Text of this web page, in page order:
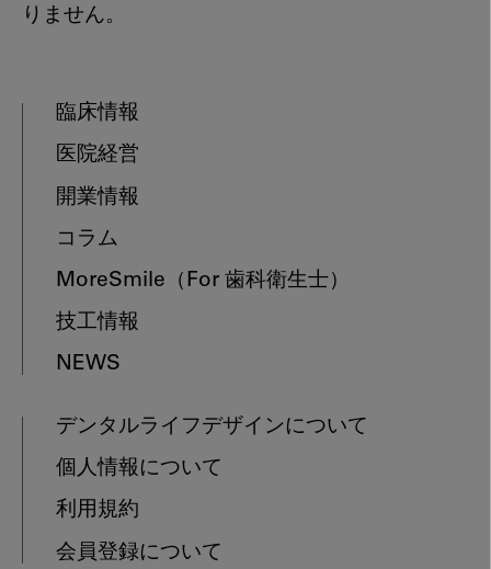
りません。
臨床情報
医院経営
開業情報
コラム
MoreSmile （For 歯科衛生士）
技工情報
NEWS
デンタルライフデザインについて
個人情報について
利用規約
会員登録について